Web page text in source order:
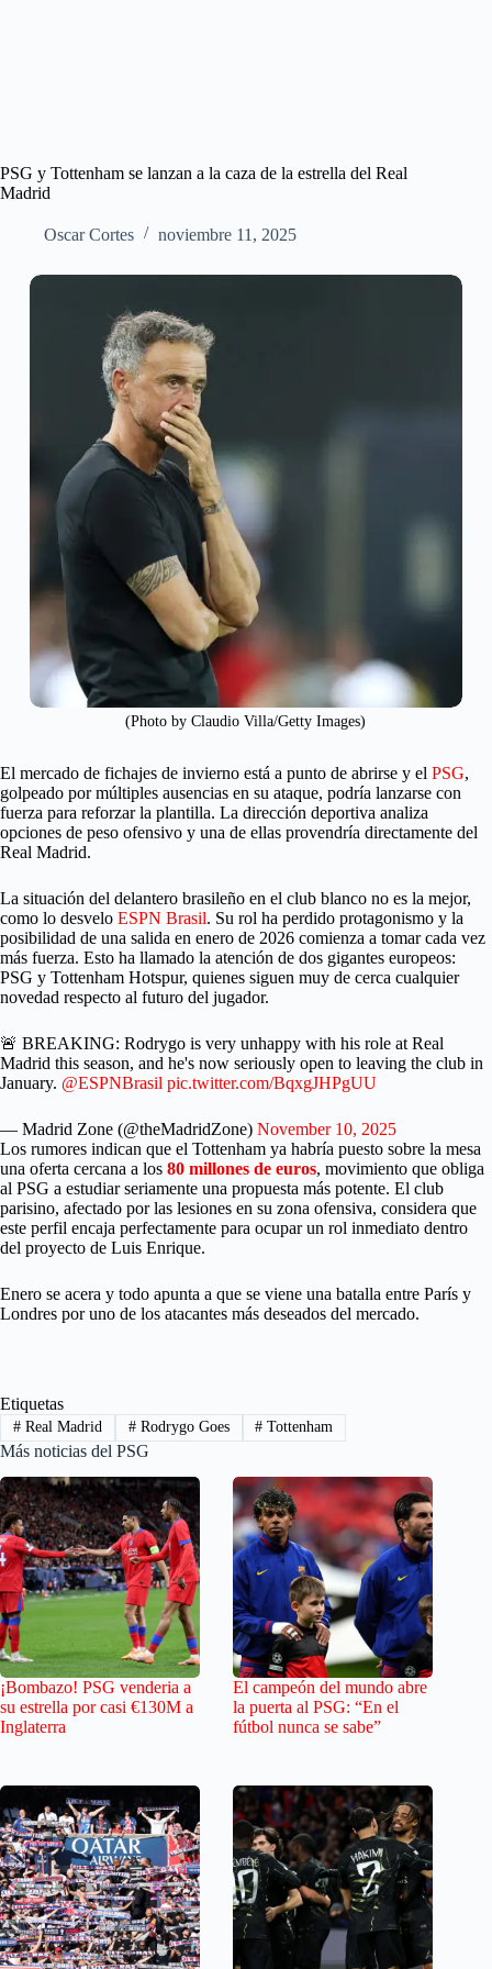
PSG y Tottenham se lanzan a la caza de la estrella del Real
Madrid
Oscar Cortes noviembre 11, 2025
(Photo by Claudio Villa/Getty Images)
El mercado de fichajes de invierno está a punto de abrirse y el PSG,
golpeado por múltiples ausencias en su ataque, podría lanzarse con
fuerza para reforzar la plantilla. La dirección deportiva analiza
opciones de peso ofensivo y una de ellas provendría directamente del
Real Madrid.
La situación del delantero brasileño en el club blanco no es la mejor,
como lo desvelo ESPN Brasil. Su rol ha perdido protagonismo y la
posibilidad de una salida en enero de 2026 comienza a tomar cada vez
más fuerza. Esto ha llamado la atención de dos gigantes europeos:
PSG y Tottenham Hotspur, quienes siguen muy de cerca cualquier
novedad respecto al futuro del jugador.
🚨 BREAKING: Rodrygo is very unhappy with his role at Real
Madrid this season, and he's now seriously open to leaving the club in
January. @ESPNBrasil pic.twitter.com/BqxgJHPgUU
— Madrid Zone (@theMadridZone) November 10, 2025
Los rumores indican que el Tottenham ya habría puesto sobre la mesa
una oferta cercana a los 80 millones de euros, movimiento que obliga
al PSG a estudiar seriamente una propuesta más potente. El club
parisino, afectado por las lesiones en su zona ofensiva, considera que
este perfil encaja perfectamente para ocupar un rol inmediato dentro
del proyecto de Luis Enrique.
Enero se acera y todo apunta a que se viene una batalla entre París y
Londres por uno de los atacantes más deseados del mercado.
Etiquetas
#Real Madrid #Rodrygo Goes # Tottenham
Más noticias del PSG
¡Bombazo! PSG venderia a
su estrella por casi €130M a
Inglaterra
El campeón del mundo abre
la puerta al PSG: “En el
fútbol nunca se sabe”